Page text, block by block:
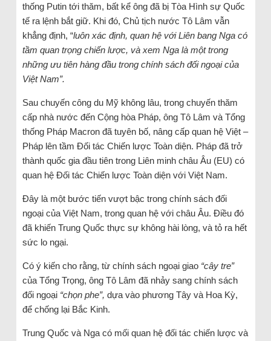
thống Putin tới thăm, bất kể ông đã bị Tòa Hình sự Quốc
tế ra lệnh bắt giữ. Khi đó, Chủ tịch nước Tô Lâm vẫn
khẳng định, “luôn xác định, quan hệ với Liên bang Nga có
tầm quan trọng chiến lược, và xem Nga là một trong
những ưu tiên hàng đầu trong chính sách đối ngoại của
Việt Nam”.
Sau chuyến công du Mỹ không lâu, trong chuyến thăm
cấp nhà nước đến Cộng hòa Pháp, ông Tô Lâm và Tổng
thống Pháp Macron đã tuyên bố, nâng cấp quan hệ Việt –
Pháp lên tầm Đối tác Chiến lược Toàn diện. Pháp đã trở
thành quốc gia đầu tiên trong Liên minh châu Âu (EU) có
quan hệ Đối tác Chiến lược Toàn diện với Việt Nam.
Đây là một bước tiến vượt bậc trong chính sách đối
ngoại của Việt Nam, trong quan hệ với châu Âu. Điều đó
đã khiến Trung Quốc thực sự không hài lòng, và tỏ ra hết
sức lo ngại.
Có ý kiến cho rằng, từ chính sách ngoại giao “cây tre”
của Tổng Trọng, ông Tô Lâm đã nhảy sang chính sách
đối ngoại “chọn phe”, dựa vào phương Tây và Hoa Kỳ,
để chống lại Bắc Kinh.
Trung Quốc và Nga có mối quan hệ đối tác chiến lược và